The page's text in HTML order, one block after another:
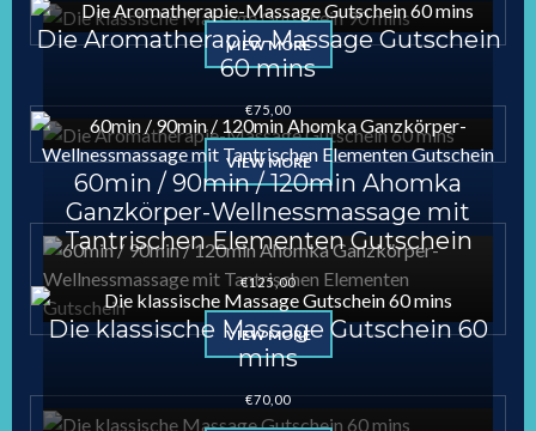
VIEW MORE
Die Aromatherapie-Massage Gutschein
60 mins
€75,00
VIEW MORE
60min / 90min / 120min Ahomka
Ganzkörper-Wellnessmassage mit
Tantrischen Elementen Gutschein
€125,00
VIEW MORE
Die klassische Massage Gutschein 60
mins
€70,00